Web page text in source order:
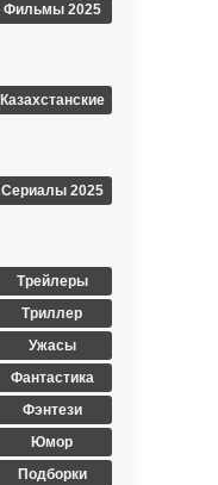
Фильмы 2025
Казахстанские
Сериалы 2025
Трейлеры
Триллер
Ужасы
Фантастика
Фэнтези
Юмор
Подборки